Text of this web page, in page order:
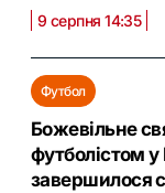
9 серпня 14:35
Футбол
Божевільне
футболістом у
завершилося